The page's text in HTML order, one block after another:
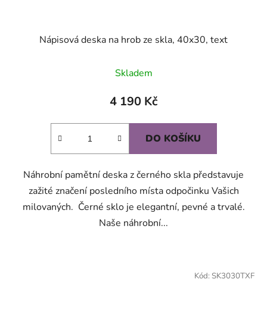
Nápisová deska na hrob ze skla, 40x30, text
hodnocení
produktu
5,0
hvězdiček.
Skladem
4 190 Kč
DO KOŠÍKU
Náhrobní pamětní deska z černého skla představuje
zažité značení posledního místa odpočinku Vašich
milovaných. Černé sklo je elegantní, pevné a trvalé.
Naše náhrobní...
Kód: SK3030TXF